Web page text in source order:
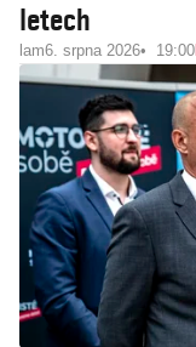
letech
lam6. srpna 2026 19:00